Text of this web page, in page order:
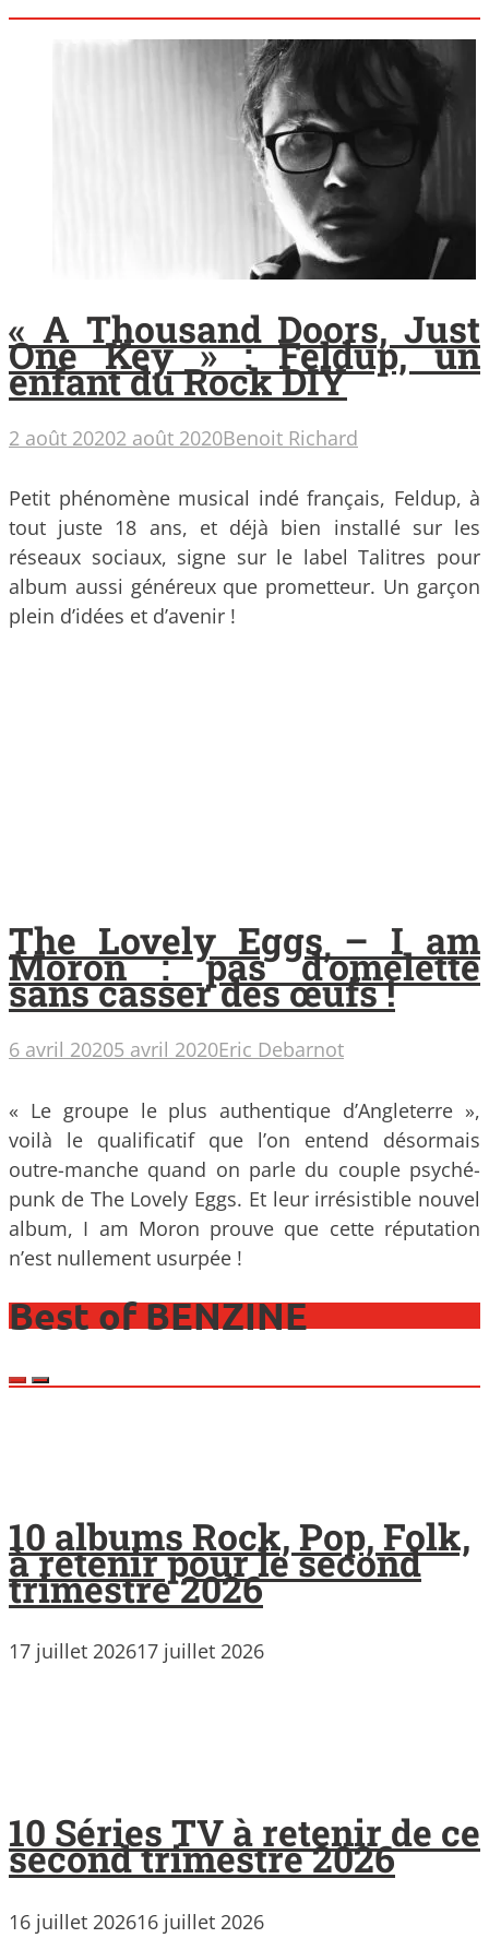
« A Thousand Doors, Just
One Key » : Feldup, un
enfant du Rock DIY
2 août 20202 août 2020Benoit Richard
Petit phénomène musical indé français, Feldup, à
tout juste 18 ans, et déjà bien installé sur les
réseaux sociaux, signe sur le label Talitres pour
album aussi généreux que prometteur. Un garçon
plein d’idées et d’avenir !
The Lovely Eggs – I am
Moron : pas d’omelette
sans casser des œufs !
6 avril 20205 avril 2020Eric Debarnot
« Le groupe le plus authentique d’Angleterre »,
voilà le qualificatif que l’on entend désormais
outre-manche quand on parle du couple psyché-
punk de The Lovely Eggs. Et leur irrésistible nouvel
album, I am Moron prouve que cette réputation
n’est nullement usurpée !
Best of BENZINE
10 albums Rock, Pop, Folk,
à retenir pour le second
trimestre 2026
17 juillet 202617 juillet 2026
10 Séries TV à retenir de ce
second trimestre 2026
16 juillet 202616 juillet 2026